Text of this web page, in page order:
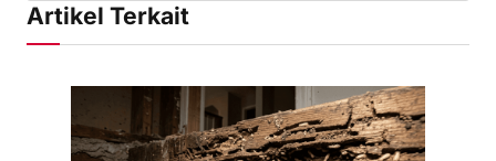
Artikel Terkait